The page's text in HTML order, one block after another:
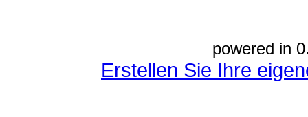
powered in
Erstellen Sie Ihre